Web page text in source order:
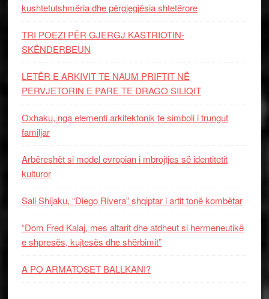
kushtetutshmëria dhe përgjegjësia shtetërore
TRI POEZI PËR GJERGJ KASTRIOTIN-
SKËNDERBEUN
LETËR E ARKIVIT TE NAUM PRIFTIT NË
PERVJETORIN E PARE TE DRAGO SILIQIT
Oxhaku, nga elementi arkitektonik te simboli i trungut
familjar
Arbëreshët si model evropian i mbrojtjes së identitetit
kulturor
Sali Shijaku, “Diego Rivera” shqiptar i artit tonë kombëtar
“Dom Fred Kalaj, mes altarit dhe atdheut si hermeneutikë
e shpresës, kujtesës dhe shërbimit”
A PO ARMATOSET BALLKANI?